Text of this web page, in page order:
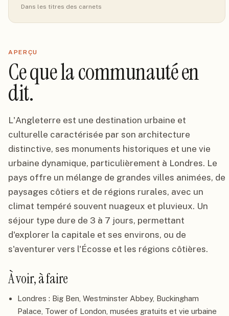
Dans les titres des carnets
APERÇU
Ce que la communauté en
dit.
L'Angleterre est une destination urbaine et
culturelle caractérisée par son architecture
distinctive, ses monuments historiques et une vie
urbaine dynamique, particulièrement à Londres. Le
pays offre un mélange de grandes villes animées, de
paysages côtiers et de régions rurales, avec un
climat tempéré souvent nuageux et pluvieux. Un
séjour type dure de 3 à 7 jours, permettant
d'explorer la capitale et ses environs, ou de
s'aventurer vers l'Écosse et les régions côtières.
À voir, à faire
Londres : Big Ben, Westminster Abbey, Buckingham
Palace, Tower of London, musées gratuits et vie urbaine